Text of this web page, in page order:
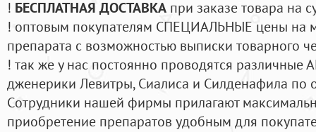
! БЕСПЛАТНАЯ ДОСТАВКА при заказе товара на
! оптовым покупателям СПЕЦИАЛЬНЫЕ цены на
препарата с возможностью выписки товарного
! так же у нас постоянно проводятся
дженерики Левитры, Сиалиса и Силденафила по
Cотрудники нашей фирмы прилагают
приобретение препаратов удобным для